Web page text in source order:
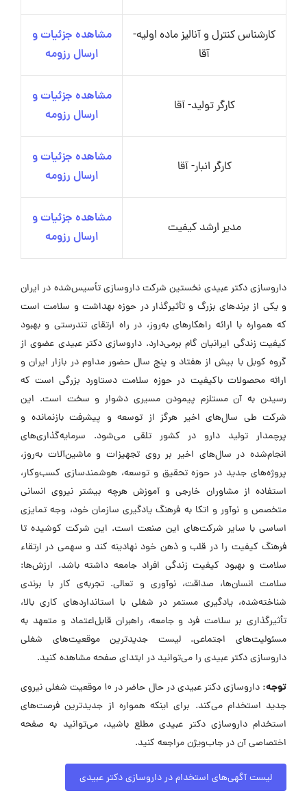
کارشناس کنترل و آنالیز ماده اولیه-
آقا
مشاهده جزئیات و
ارسال رزومه
کارگر تولید- آقا
مشاهده جزئیات و
ارسال رزومه
کارگر انبار- آقا
مشاهده جزئیات و
ارسال رزومه
مدیر ارشد کیفیت
مشاهده جزئیات و
ارسال رزومه
داروسازی دکتر عبیدی نخستین شرکت داروسازی تأسیس‌شده در ایران
و یکی از برندهای بزرگ و تأثیرگذار در حوزه بهداشت و سلامت است
که همواره با ارائه راهکارهای به‌روز، در راه ارتقای تندرستی و بهبود
کیفیت زندگی ایرانیان گام برمی‌دارد. داروسازی دکتر عبیدی عضوی از
گروه کوبل با بیش از هفتاد و پنج سال حضور مداوم در بازار ایران و
ارائه محصولات باکیفیت در حوزه سلامت دستاورد بزرگی است که
رسیدن به آن مستلزم پیمودن مسیری دشوار و سخت است. این
شرکت طی سال‌های اخیر هرگز از توسعه و پیشرفت بازنمانده و
پرچمدار تولید دارو در کشور تلقی می‌شود. سرمایه‌گذاری‌های
انجام‌شده در سال‌های اخیر بر روی تجهیزات و ماشین‌آلات به‌روز،
پروژه‌های جدید در حوزه تحقیق و توسعه، هوشمندسازی کسب‌وکار،
استفاده از مشاوران خارجی و آموزش هرچه بیشتر نیروی انسانی
متخصص و نوآور و اتکا به فرهنگ یادگیری سازمان خود، وجه تمایزی
اساسی با سایر شرکت‌های این صنعت است. این شرکت کوشیده تا
فرهنگ کیفیت را در قلب و ذهن خود نهادینه کند و سهمی در ارتقاء
سلامت و بهبود کیفیت زندگی افراد جامعه داشته باشد. ارزش‌ها:
سلامت انسان‌ها، صداقت، نوآوری و تعالی. تجربه‌ی کار با برندی
شناخته‌شده، یادگیری مستمر در شغلی با استانداردهای کاری بالا،
تأثیرگذاری بر سلامت فرد و جامعه، راهبران قابل‌اعتماد و متعهد به
مسئولیت‌های اجتماعی. لیست جدیدترین موقعیت‌های شغلی
داروسازی دکتر عبیدی را می‌توانید در ابتدای صفحه مشاهده کنید.
توجه:
داروسازی دکتر عبیدی در حال حاضر در ۱۰ موقعیت شغلی نیروی
جدید استخدام می‌کند. برای اینکه همواره از جدیدترین فرصت‌های
استخدام داروسازی دکتر عبیدی مطلع باشید، می‌توانید به صفحه
اختصاصی آن در جاب‌ویژن مراجعه کنید.
لیست آگهی‌های استخدام در داروسازی دکتر عبیدی